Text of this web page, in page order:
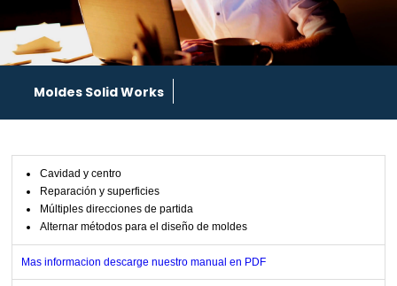
Moldes Solid Works
Cavidad y centro
Reparación y superficies
Múltiples direcciones de partida
Alternar métodos para el diseño de moldes
Mas informacion descarge nuestro manual en PDF